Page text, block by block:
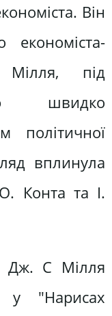
Він
економіста-
Мілля, під
швидко
політичної
вплинула
Конта та І.
Дж. С Мілля
у "Нарисах